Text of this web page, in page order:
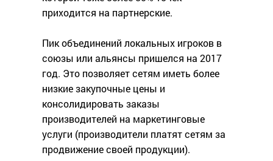
приходится на партнерские.
Пик объединений локальных игроков в
союзы или альянсы пришелся на 2017
год. Это позволяет сетям иметь более
низкие закупочные цены и
консолидировать заказы
производителей на маркетинговые
услуги (производители платят сетям за
продвижение своей продукции).